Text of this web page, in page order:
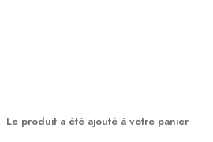
Le produit a été ajouté à votre panier